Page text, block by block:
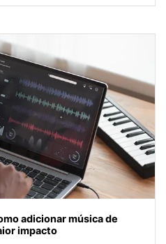
adicionar música de
impacto